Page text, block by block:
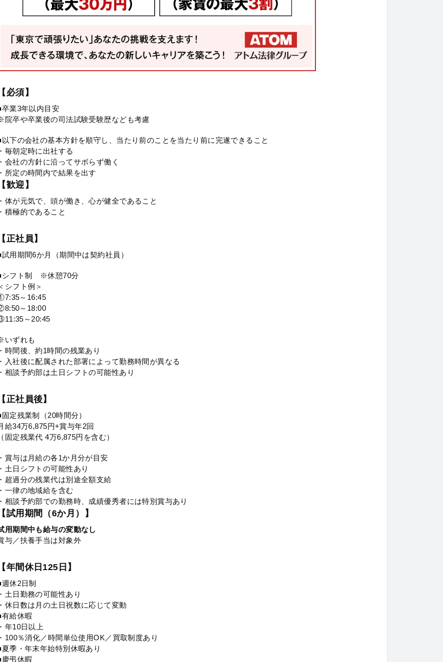
必須】
卒業3年以内目安
院卒や卒業後の司法試験受験歴なども考慮
以下の会社の基本方針を順守し、当たり前のことを当たり前に完遂できること
毎朝定時に出社する
会社の方針に沿ってサボらず働く
所定の時間内で結果を出す
歓迎】
体が元気で、頭が働き、心が健全であること
積極的であること
正社員】
試用期間6か月（期間中は契約社員）
シフト制 ※休憩70分
シフト例＞
～16:45
～18:00
～20:45
いずれも
時間後、約1時間の残業あり
入社後に配属された部署によって勤務時間が異なる
相談予約部は土日シフトの可能性あり
正社員後】
定残業制（20時間分）
給34万6,875円+賞与年2回
固定残業代 4万6,875円を含む）
賞与は月給の各1か月分が目安
土日シフトの可能性あり
超過分の残業代は別途全額支給
一律の地域給を含む
相談予約部での勤務時、成績優秀者には特別賞与あり
試用期間（6か月）】
用期間中も給与の変動なし
与／扶養手当は対象外
年間休日125日】
休2日制
土日勤務の可能性あり
休日数は月の土日祝数に応じて変動
有給休暇
年10日以上
100％消化／時間単位使用OK／買取制度あり
夏季・年末年始特別休暇あり
慶弔休暇